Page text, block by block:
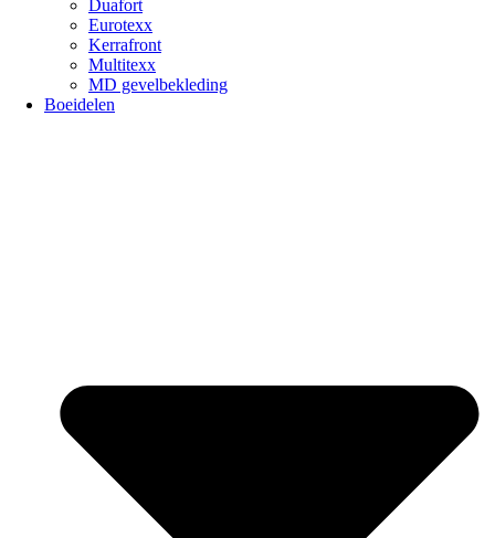
Duafort
Eurotexx
Kerrafront
Multitexx
MD gevelbekleding
Boeidelen